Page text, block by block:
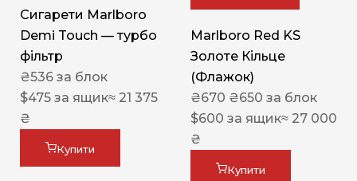
Сигарети Marlboro
Demi Touch — турбо
фільтр
₴536 за блок
$475 за ящик≈ 21 375
₴
Купити
Marlboro Red KS
Золоте Кільце
(Флажок)
₴670 ₴650 за блок
$600 за ящик≈ 27 000
₴
Купити